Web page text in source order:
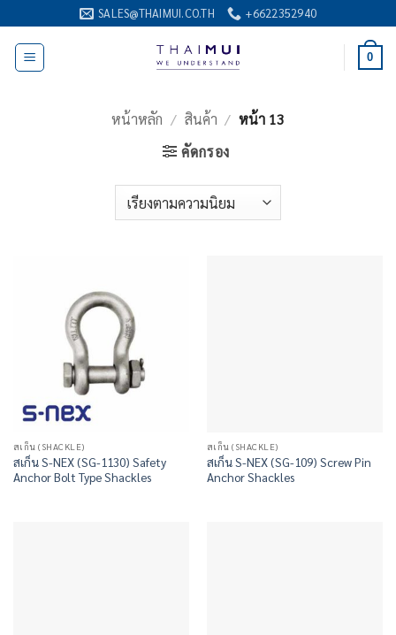
ไป
เนื้อหา
SALES@THAIMUI.CO.TH +6622352940
0
หน้าหลัก / สินค้า / หน้า 13
คัดกรอง
สเก็น (SHACKLE)
สเก็น S-NEX (SG-1130) Safety
Anchor Bolt Type Shackles
สเก็น (SHACKLE)
สเก็น S-NEX (SG-109) Screw Pin
Anchor Shackles